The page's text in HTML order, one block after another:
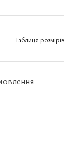
Таблиця розмірів